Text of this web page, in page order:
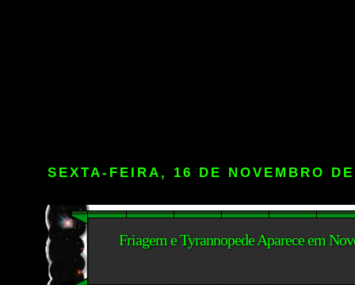
SEXTA-FEIRA, 16 DE NOVEMBRO
Friagem e Tyrannopede Aparece em